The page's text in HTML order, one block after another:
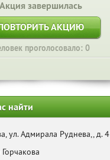
Акция завершилась
АКЦИЮ
проголосовало: 0
найти
ул. Адмирала Руднева,, д. 4